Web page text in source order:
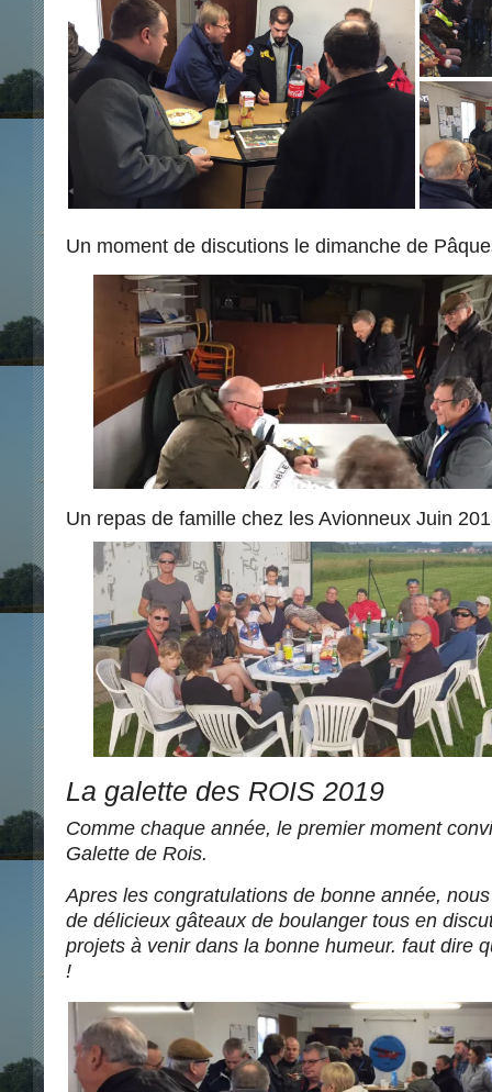
Un moment de discutions le dimanche de
Un repas de famille chez les Avionneux Juin
La galette des ROIS 2019
Comme chaque année, le premier moment
Galette de Rois.
Apres les congratulations de bonne année,
de délicieux gâteaux de boulanger tous en
projets à venir dans la bonne humeur. faut dire
!